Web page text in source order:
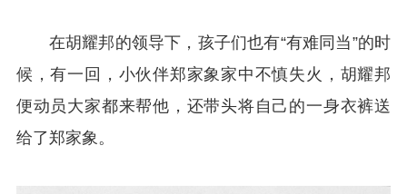
在胡耀邦的领导下，孩子们也有“有难同当”的时
候，有一回，小伙伴郑家象家中不慎失火，胡耀邦
便动员大家都来帮他，还带头将自己的一身衣裤送
给了郑家象。